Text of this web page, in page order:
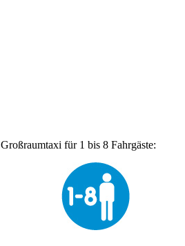
Großraumtaxi für 1 bis 8 Fahrgäste: